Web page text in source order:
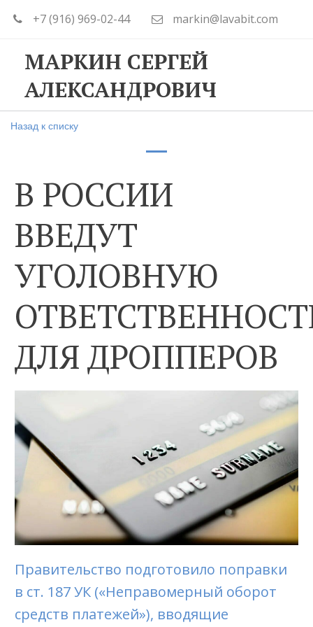
+7 (916) 969-02-44 markin@lavabit.com
МАРКИН СЕРГЕЙ
АЛЕКСАНДРОВИЧ
Назад к списку
В РОССИИ
ВВЕДУТ
УГОЛОВНУЮ
ДЛЯ ДРОППЕРОВ
Правительство подготовило поправки
в ст. 187 УК («Неправомерный оборот
средств платежей»), вводящие